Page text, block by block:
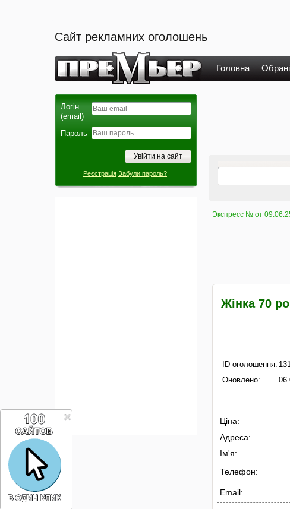
Сайт рекламних оголошень
Головна
Логін
(email)
Пароль
Реєстрація Забули пароль?
Экспресс № от
Жінка 70
ID оголошення:
Оновлено:
Ціна:
Адреса:
Ім'я:
Телефон:
Email: